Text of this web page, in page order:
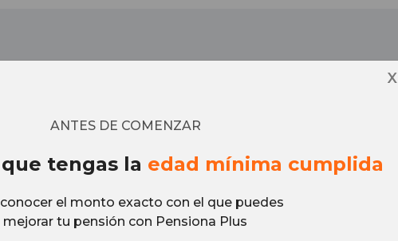
X
ANTES DE COMENZAR
tengas la edad mínima cumplida
conocer el monto exacto con el que puedes
mejorar tu pensión con Pensiona Plus